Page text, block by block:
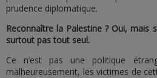
prudence diplomatique.
Reconnaître la Palestine ? Oui,
surtout pas tout seul.
Ce n’est pas une politique
malheureusement, les victimes de